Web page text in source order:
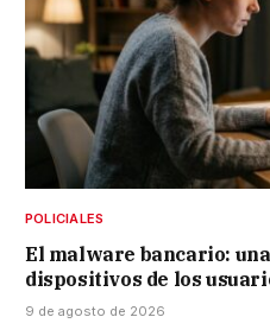
POLICIALES
El malware bancario:
dispositivos de los
9 de agosto de 2026